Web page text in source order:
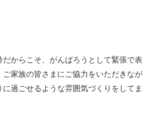
からこそ、がんばろうとして緊張で表
家族の皆さまにご協力をいただきなが
過ごせるような雰囲気づくりをしてま